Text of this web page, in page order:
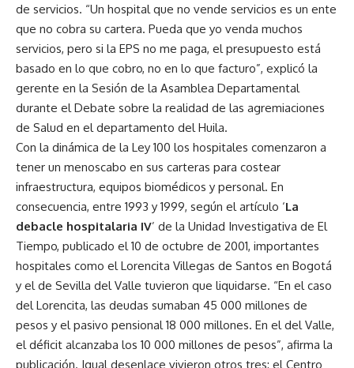
de servicios. “Un hospital que no vende servicios es un ente
que no cobra su cartera. Pueda que yo venda muchos
servicios, pero si la EPS no me paga, el presupuesto está
basado en lo que cobro, no en lo que facturo”, explicó la
gerente en la Sesión de la Asamblea Departamental
durante el Debate sobre la realidad de las agremiaciones
de Salud en el departamento del Huila.
Con la dinámica de la Ley 100 los hospitales comenzaron a
tener un menoscabo en sus carteras para costear
infraestructura, equipos biomédicos y personal. En
consecuencia, entre 1993 y 1999, según el artículo ‘La
debacle hospitalaria IV’ de la Unidad Investigativa de El
Tiempo, publicado el 10 de octubre de 2001, importantes
hospitales como el Lorencita Villegas de Santos en Bogotá
y el de Sevilla del Valle tuvieron que liquidarse. “En el caso
del Lorencita, las deudas sumaban 45 000 millones de
pesos y el pasivo pensional 18 000 millones. En el del Valle,
el déficit alcanzaba los 10 000 millones de pesos”, afirma la
publicación. Igual desenlace vivieron otros tres: el Centro